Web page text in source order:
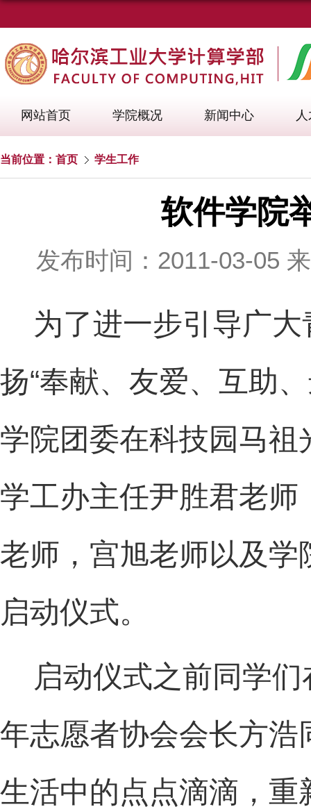
网站首页 学院概况 新闻中心
当前位置： 首页 学生工作
软件学院
发布时间：2011-03-05
为了进一步引导广大
扬“奉献、友爱、互助
学院团委在科技园马
学工办主任尹胜君老
老师，宫旭老师以及
启动仪式。
启动仪式之前同学们
年志愿者协会会长方
生活中的点点滴滴，